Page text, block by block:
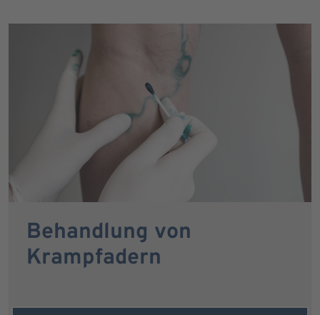
Behandlung von
Krampfadern